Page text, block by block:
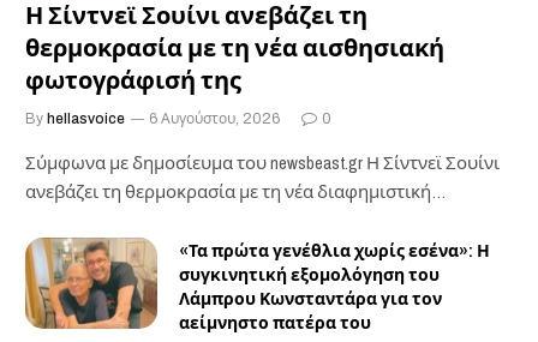
Η Σίντνεϊ Σουίνι ανεβάζει τη
θερμοκρασία με τη νέα αισθησιακή
φωτογράφισή της
By hellasvoice 6 Αυγούστου, 2026 0
Σύμφωνα με δημοσίευμα του newsbeast.gr ​Η Σίντνεϊ Σουίνι
ανεβάζει τη θερμοκρασία με τη νέα διαφημιστική…
«Τα πρώτα γενέθλια χωρίς εσένα»: Η
συγκινητική εξομολόγηση του
Λάμπρου Κωνσταντάρα για τον
αείμνηστο πατέρα του